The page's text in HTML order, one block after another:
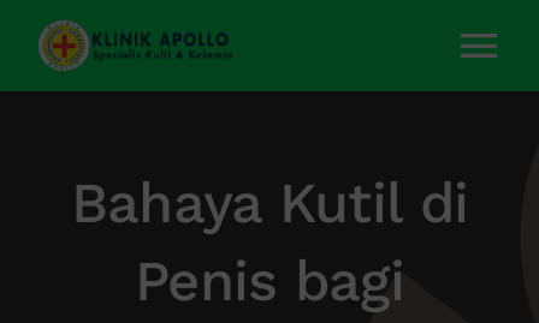
Skip
content
Layanan Kami
Bahaya Kutil di
Penis bagi